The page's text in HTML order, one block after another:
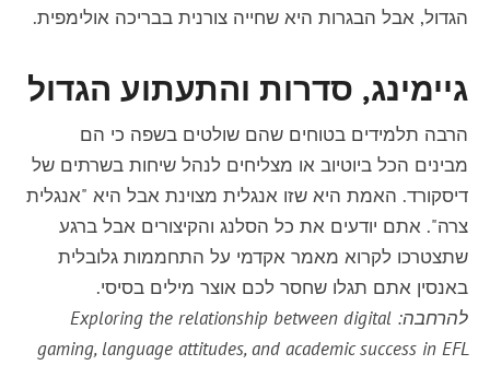
הגדול, אבל הבגרות היא שחייה צורנית בבריכה אולימפית.
גיימינג, סדרות והתעתוע הגדול
הרבה תלמידים בטוחים שהם שולטים בשפה כי הם
מבינים הכל ביוטיוב או מצליחים לנהל שיחות בשרתים של
דיסקורד. האמת היא שזו אנגלית מצוינת אבל היא "אנגלית
צרה". אתם יודעים את כל הסלנג והקיצורים אבל ברגע
שתצטרכו לקרוא מאמר אקדמי על התחממות גלובלית
באנסין אתם תגלו שחסר לכם אוצר מילים בסיסי.
להרחבה: Exploring the relationship between digital
gaming, language attitudes, and academic success in EFL